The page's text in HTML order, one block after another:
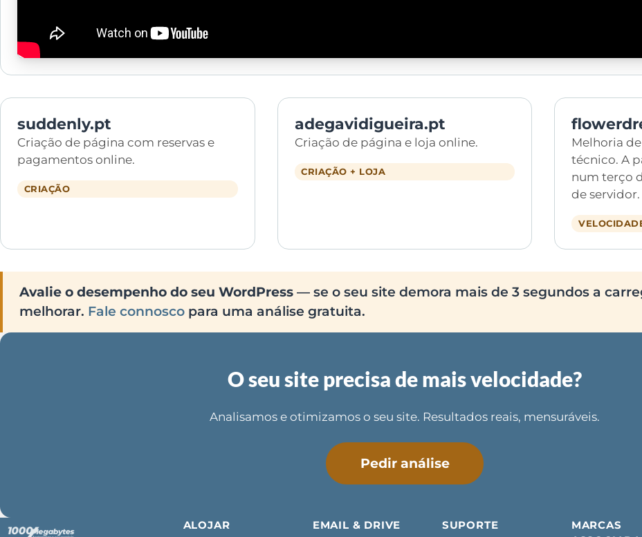
suddenly.pt
Criação de página com reservas e
pagamentos online.
CRIAÇÃO
adegavidigueira.pt
Criação de página e loja online.
CRIAÇÃO + LOJA
Melhoria
técnico. A
num terço
de servidor.
Avalie o desempenho do seu WordPress — se o seu site demora mais de 3 segundos a
melhorar. Fale connosco para uma análise gratuita.
O seu site precisa de mais velocidade?
Analisamos e otimizamos o seu site. Resultados reais, mensuráveis.
Pedir análise
ALOJAR EMAIL & DRIVE SUPORTE
MARCAS